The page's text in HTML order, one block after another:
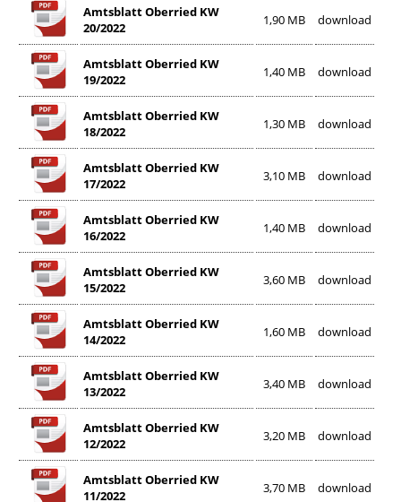
Amtsblatt Oberried KW
20/2022
1,90 MB download
Amtsblatt Oberried KW
19/2022
1,40 MB download
Amtsblatt Oberried KW
18/2022
1,30 MB download
Amtsblatt Oberried KW
17/2022
3,10 MB download
Amtsblatt Oberried KW
16/2022
1,40 MB download
Amtsblatt Oberried KW
15/2022
3,60 MB download
Amtsblatt Oberried KW
14/2022
1,60 MB download
Amtsblatt Oberried KW
13/2022
3,40 MB download
Amtsblatt Oberried KW
12/2022
3,20 MB download
Amtsblatt Oberried KW
11/2022
3,70 MB download